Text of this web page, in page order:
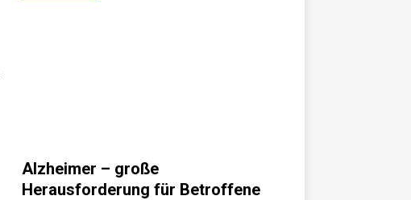
Alzheimer – große
Herausforderung für Betroffene